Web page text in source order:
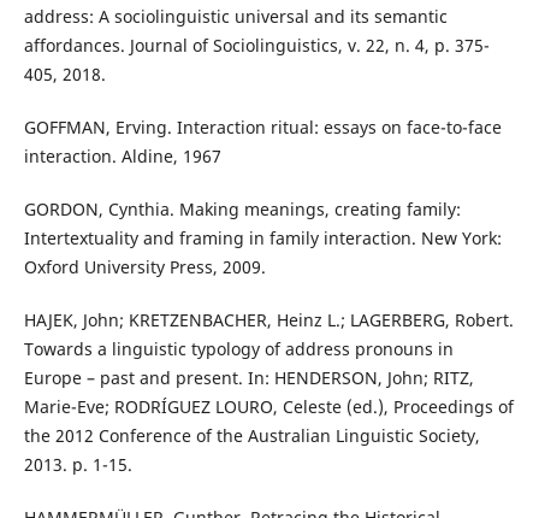
address: A sociolinguistic universal and its semantic
affordances. Journal of Sociolinguistics, v. 22, n. 4, p. 375-
405, 2018.
GOFFMAN, Erving. Interaction ritual: essays on face-to-face
interaction. Aldine, 1967
GORDON, Cynthia. Making meanings, creating family:
Intertextuality and framing in family interaction. New York:
Oxford University Press, 2009.
HAJEK, John; KRETZENBACHER, Heinz L.; LAGERBERG, Robert.
Towards a linguistic typology of address pronouns in
Europe – past and present. In: HENDERSON, John; RITZ,
Marie-Eve; RODRÍGUEZ LOURO, Celeste (ed.), Proceedings of
the 2012 Conference of the Australian Linguistic Society,
2013. p. 1-15.